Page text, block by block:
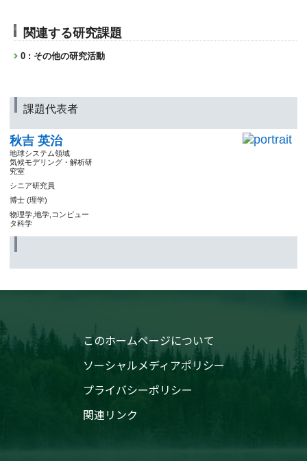
関連する研究課題
0 : その他の研究活動
課題代表者
秋吉 英治
地球システム領域
気候モデリング・解析研
究室
シニア研究員
博士 (理学)
物理学,地学,コンピュー
タ科学
このホームページについて
ソーシャルメディアポリシー
プライバシーポリシー
関連リンク